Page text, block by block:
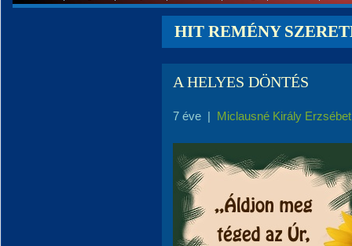
HIT REMÉNY
A HELYES DÖNTÉS
7 éve | Miclausné Király Erzsébet